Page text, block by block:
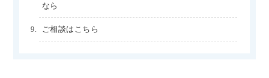
なら
ご相談はこちら